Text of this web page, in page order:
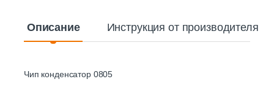
Описание Инструкция от производителя
Чип конденсатор 0805